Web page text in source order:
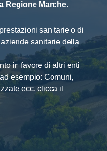
Regione Marche.
sanitarie o di
sanitarie della
in favore di altri enti
esempio: Comuni,
ecc. clicca il